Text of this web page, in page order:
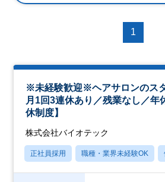
1
※未経験歓迎※ヘアサロンのス
月1回3連休あり／残業なし／年
休制度】
株式会社バイオテック
正社員採用 職種・業界未経験OK